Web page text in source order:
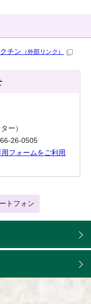
チン （外部リンク）
ー）
26-0505
フォームをご利用
トフォン